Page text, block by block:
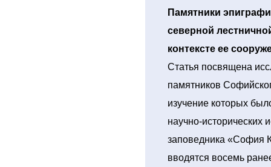
Памятники
северной
контексте ее
Статья посвящена
памятников
изучение которых
научно-исторических
заповедника «София
вводятся восемь